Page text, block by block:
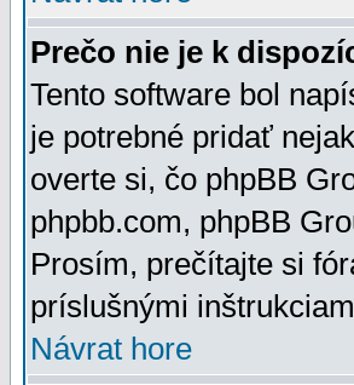
Prečo nie je k
Tento software bol
je potrebné pridať
overte si, čo phpBB
phpbb.com, phpBB
Prosím, prečítajte si
príslušnými
Návrat hore